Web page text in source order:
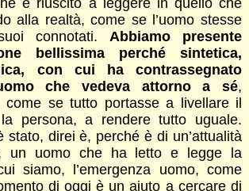
alla realtà, come se l’uomo stesse
connotati. Abbiamo presente
bellissima perché sintetica,
con cui ha contrassegnato
uomo che vedeva attorno a sé,
come se tutto portasse a livellare il
la persona, a rendere tutto uguale.
stato, direi è, perché è di un’attualità
un uomo che ha letto e legge la
siamo, l’emergenza uomo, come
di oggi è un aiuto a cercare di